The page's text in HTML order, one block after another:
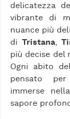
delicatezza
vibrante di
nuance più
di Tristana,
più decise del
Ogni abito
pensato per
immerse
sapore